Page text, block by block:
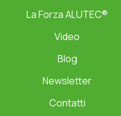
La Forza ALUTEC®
Video
Blog
Newsletter
Contatti